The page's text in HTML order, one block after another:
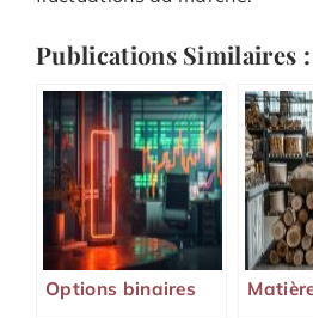
Publications Similaires :
Options binaires